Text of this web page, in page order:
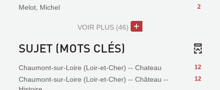
2
Melot, Michel
VOIR PLUS (46)
SUJET (MOTS CLÉS)
12
Chaumont-sur-Loire (Loir-et-Cher) -- Chateau
12
Chaumont-sur-Loire (Loir-et-Cher) -- Château --